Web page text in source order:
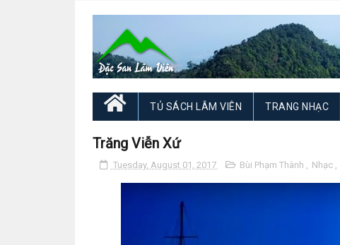
TỦ SÁCH LÂM VIÊN TRANG NHẠC
Trăng Viễn Xứ
Tuesday, August 01, 2017 Bùi Phạm Thành , Nhạc ,